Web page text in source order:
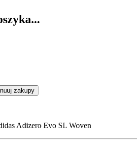
zakupy
Adizero Evo SL Woven